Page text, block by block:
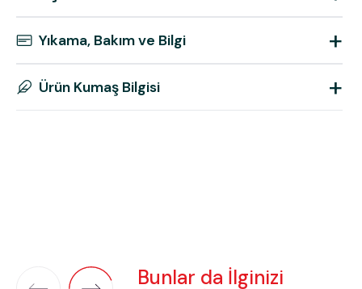
Yıkama, Bakım ve Bilgi +
Ürün Kumaş Bilgisi +
Bunlar da İlginizi